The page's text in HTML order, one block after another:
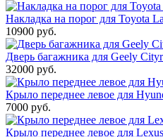
Накладка на порог для Toyota
10900 руб.
Дверь багажника для Geely
32000 руб.
Крыло переднее левое для
7000 руб.
Крыло переднее левое для